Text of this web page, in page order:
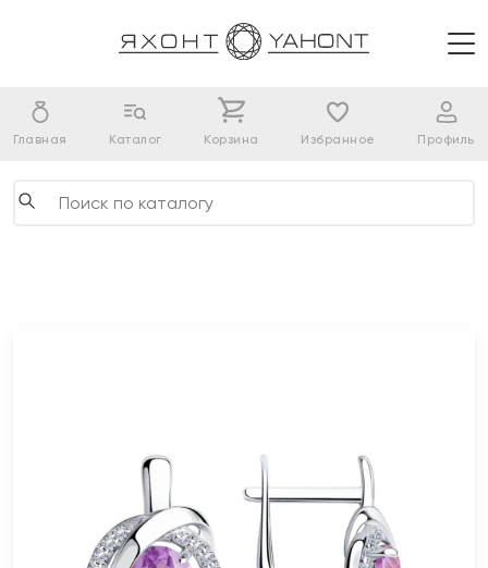
Главная Каталог Корзина Избранное Профиль